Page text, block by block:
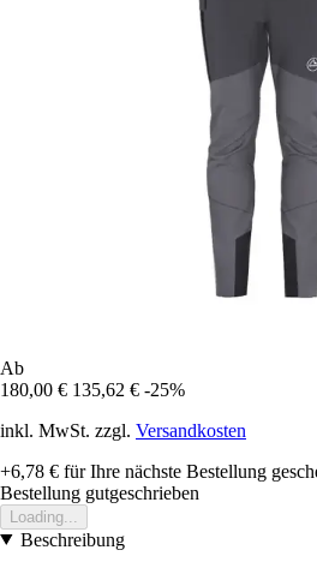
Ab
180,00 € 135,62 € -25%
inkl. MwSt. zzgl. Versandkosten
+6,78 € für Ihre nächste Bestellung
Bestellung gutgeschrieben
Loading...
Beschreibung